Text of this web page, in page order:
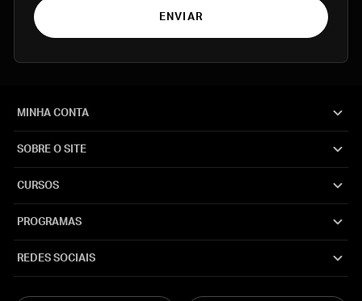
ENVIAR
MINHA CONTA
SOBRE O SITE
CURSOS
PROGRAMAS
REDES SOCIAIS